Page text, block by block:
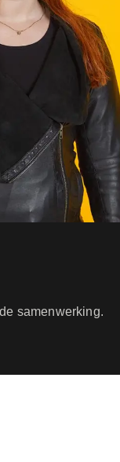
samenwerking.